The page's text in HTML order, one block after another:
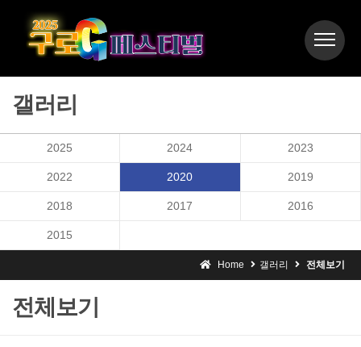
갤러리
2025 2024 2023
2022 2020 2019
2018 2017 2016
2015
Home 갤러리 전체보기
전체보기